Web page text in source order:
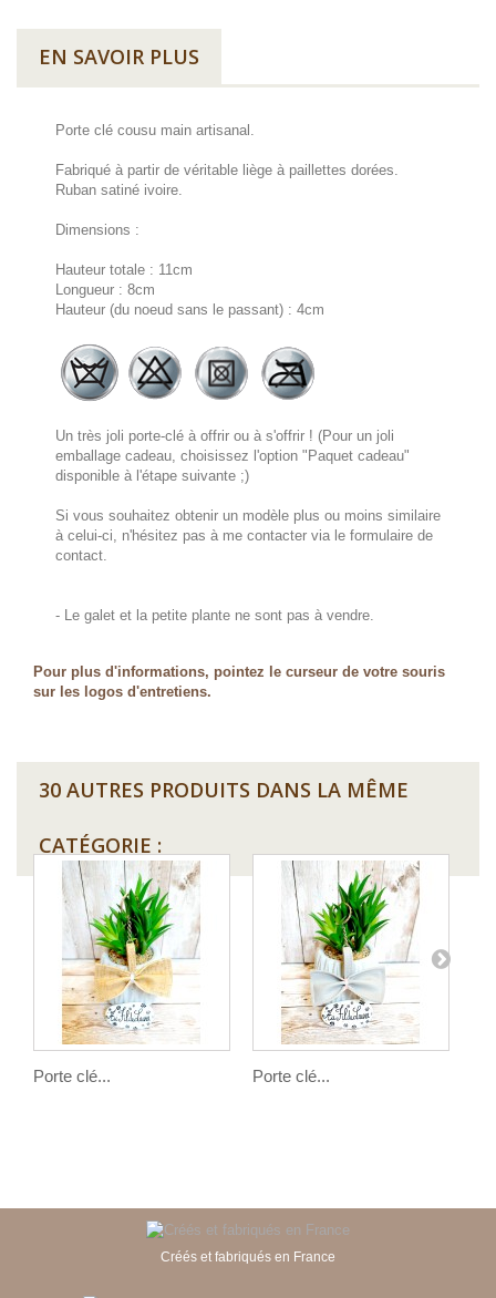
EN SAVOIR PLUS
Porte clé cousu main artisanal.
Fabriqué à partir de véritable liège à paillettes dorées.
Ruban satiné ivoire.
Dimensions :
Hauteur totale : 11cm
Longueur : 8cm
Hauteur (du noeud sans le passant) : 4cm
Un très joli porte-clé à offrir ou à s'offrir ! (Pour un joli
emballage cadeau, choisissez l'option "Paquet cadeau"
disponible à l'étape suivante ;)
Si vous souhaitez obtenir un modèle plus ou moins similaire
à celui-ci, n'hésitez pas à me contacter via le formulaire de
contact.
- Le galet et la petite plante ne sont pas à vendre.
Pour plus d'informations, pointez le curseur de votre souris
sur les logos d'entretiens.
30 AUTRES PRODUITS DANS LA MÊME
CATÉGORIE :
Porte clé... Porte clé...
Créés et fabriqués en France